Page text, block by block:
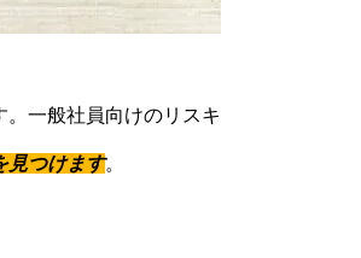
一般社員向けのリスキ
見つけます。